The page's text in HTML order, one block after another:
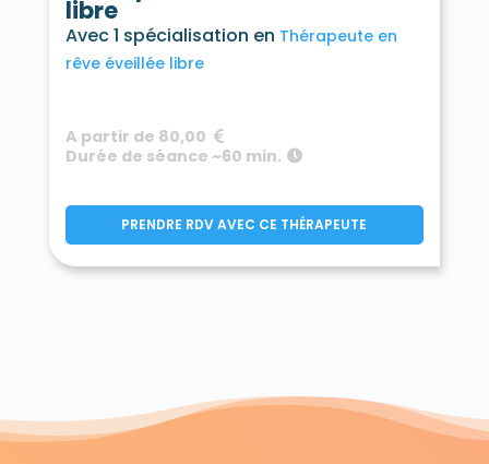
libre
Avec 1 spécialisation en Thérapeute en
rêve éveillée libre
A partir de 80,00
Durée de séance ~60 min.
PRENDRE RDV AVEC CE THÉRAPEUTE